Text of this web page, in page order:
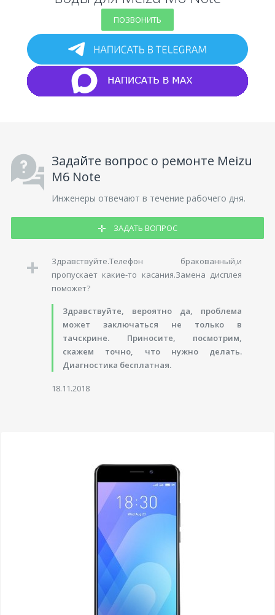
ПОЗВОНИТЬ
Задайте вопрос о ремонте Meizu
M6 Note
Инженеры отвечают в течение рабочего дня.
ЗАДАТЬ ВОПРОС
Здравствуйте.Телефон бракованный,и
пропускает какие-то касания.Замена дисплея
поможет?
Здравствуйте, вероятно да, проблема
может заключаться не только в
тачскрине. Приносите, посмотрим,
скажем точно, что нужно делать.
Диагностика бесплатная.
18.11.2018